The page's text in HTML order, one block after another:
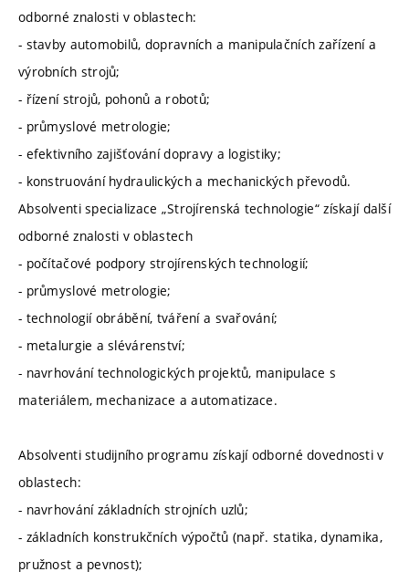
odborné znalosti v oblastech:
- stavby automobilů, dopravních a manipulačních zařízení a
výrobních strojů;
- řízení strojů, pohonů a robotů;
- průmyslové metrologie;
- efektivního zajišťování dopravy a logistiky;
- konstruování hydraulických a mechanických převodů.
Absolventi specializace „Strojírenská technologie“ získají další
odborné znalosti v oblastech
- počítačové podpory strojírenských technologií;
- průmyslové metrologie;
- technologií obrábění, tváření a svařování;
- metalurgie a slévárenství;
- navrhování technologických projektů, manipulace s
materiálem, mechanizace a automatizace.
Absolventi studijního programu získají odborné dovednosti v
oblastech:
- navrhování základních strojních uzlů;
- základních konstrukčních výpočtů (např. statika, dynamika,
pružnost a pevnost);